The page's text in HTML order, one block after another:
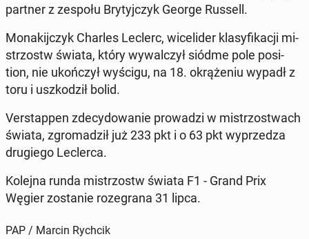
partner z zespołu Bry­tyj­czyk George Russell.
Mo­na­kij­czyk Charles Leclerc, wi­ce­li­der kla­sy­fi­ka­cji mi­
strzostw świata, który wy­wal­czył siódme pole po­si­
tion, nie ukoń­czył wyścigu, na 18. okrą­że­niu wypadł z
toru i uszko­dził bolid.
Ver­stap­pen zde­cy­do­wa­nie pro­wa­dzi w mi­strzo­stwach
świata, zgro­ma­dził już 233 pkt i o 63 pkt wy­prze­dza
dru­gie­go Lec­ler­ca.
Kolejna runda mi­strzostw świata F1 - Grand Prix
Węgier zo­sta­nie ro­ze­gra­na 31 lipca.
PAP / Marcin Rychcik